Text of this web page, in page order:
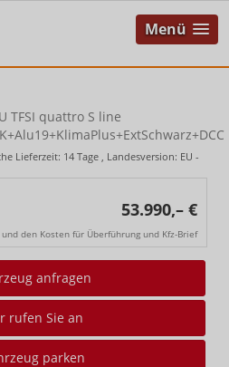
Menü
TFSI quattro S line
Lieferzeit: 14 Tage , Landesversion: EU -
53.990,– €
den Kosten für Überführung und Kfz-Brief
anfragen
rufen Sie an
parken